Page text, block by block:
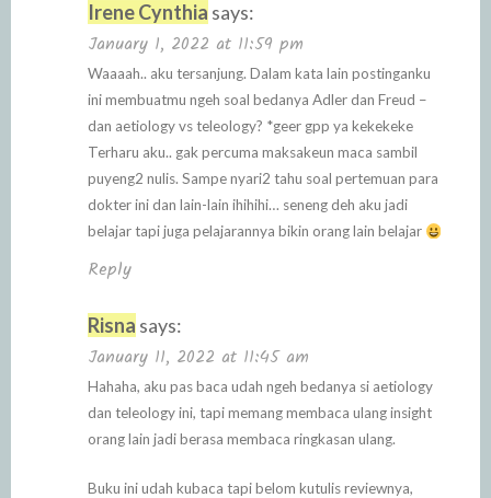
Irene Cynthia says:
January 1, 2022 at 11:59 pm
Waaaah.. aku tersanjung. Dalam kata lain postinganku
ini membuatmu ngeh soal bedanya Adler dan Freud –
dan aetiology vs teleology? *geer gpp ya kekekeke
Terharu aku.. gak percuma maksakeun maca sambil
puyeng2 nulis. Sampe nyari2 tahu soal pertemuan para
dokter ini dan lain-lain ihihihi… seneng deh aku jadi
belajar tapi juga pelajarannya bikin orang lain belajar
Reply
Risna says:
January 11, 2022 at 11:45 am
Hahaha, aku pas baca udah ngeh bedanya si aetiology
dan teleology ini, tapi memang membaca ulang insight
orang lain jadi berasa membaca ringkasan ulang.
Buku ini udah kubaca tapi belom kutulis reviewnya,